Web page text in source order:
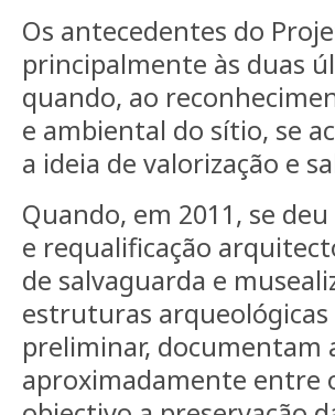
Os antecedentes do
principalmente às duas
quando, ao
e ambiental do sítio, se
a ideia de valorização e
Quando, em 2011, se
e requalificação
de salvaguarda e
estruturas arqueológicas
preliminar, documentam
aproximadamente entre